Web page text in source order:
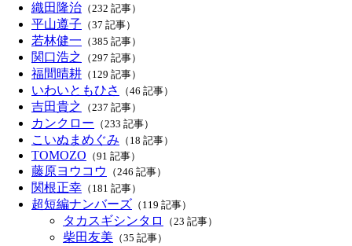
織田隆治 （232 記事）
平山遵子 （37 記事）
若林健一 （385 記事）
関口浩之 （297 記事）
福間晴耕 （129 記事）
いわいともひさ （46 記事）
吉田貴之 （237 記事）
カンクロー （233 記事）
こいぬまめぐみ （18 記事）
TOMOZO （91 記事）
藤原ヨウコウ （246 記事）
関根正幸 （181 記事）
超短編ナンバーズ （119 記事）
タカスギシンタロ （23 記事）
柴田友美 （35 記事）